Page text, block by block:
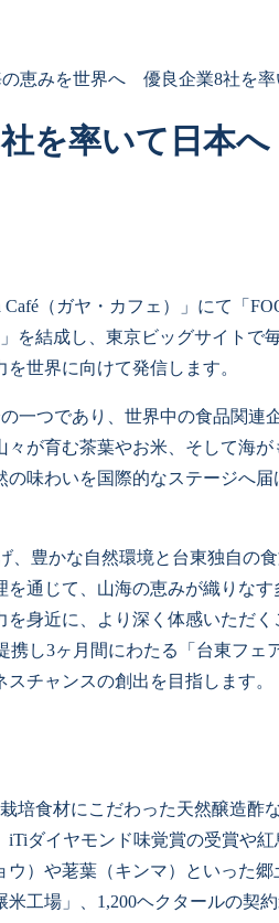
の恵みを世界へ 優良企業8社を
を率いて日本へ
（ガヤ・カフェ）」にて「
結成し、東京ビッグサイトで
世界に向けて発信します。
つであり、世界中の食品関
が育む茶葉やお米、そして海
味わいを国際的なステージへ
豊かな自然環境と台東独自の
通じて、山海の恵みが織りな
身近に、より深く体感いただ
し3ヶ月間にわたる「台東フ
チャンスの創出を目指します。
食材にこだわった天然醸造酢
ダイヤモンド味覚賞の受賞や
）や荖葉（キンマ）といった
工場」、1,200ヘクタールの契